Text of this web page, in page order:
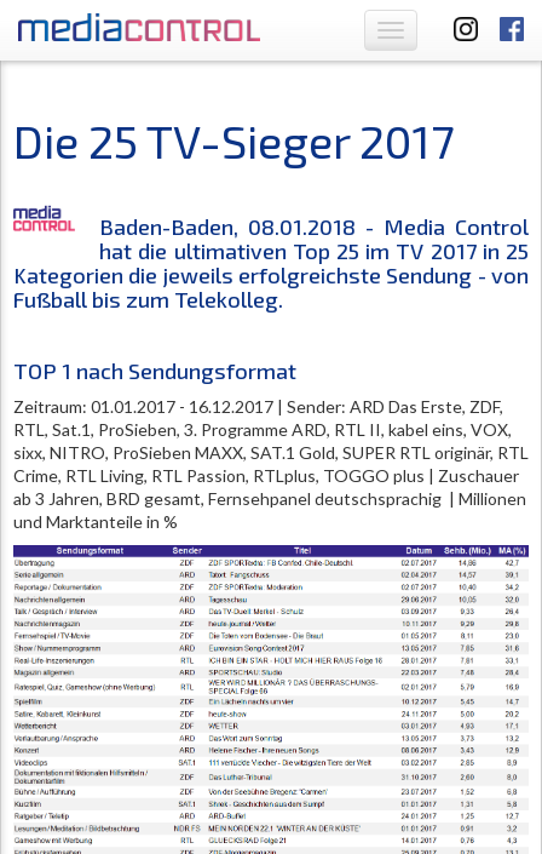
Toggle
navigation
Die 25 TV-Sieger 2017
Baden-Baden, 08.01.2018 - Media Control
hat die ultimativen Top 25 im TV 2017 in 25
Kategorien die jeweils erfolgreichste Sendung - von
Fußball bis zum Telekolleg.
TOP 1 nach Sendungsformat
Zeitraum: 01.01.2017 - 16.12.2017 | Sender: ARD Das Erste, ZDF,
RTL, Sat.1, ProSieben, 3. Programme ARD, RTL II, kabel eins, VOX,
sixx, NITRO, ProSieben MAXX, SAT.1 Gold, SUPER RTL originär, RTL
Crime, RTL Living, RTL Passion, RTLplus, TOGGO plus | Zuschauer
ab 3 Jahren, BRD gesamt, Fernsehpanel deutschsprachig | Millionen
und Marktanteile in %